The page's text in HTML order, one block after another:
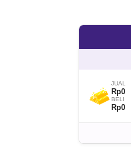
JUAL
Rp0
BELI
Rp0